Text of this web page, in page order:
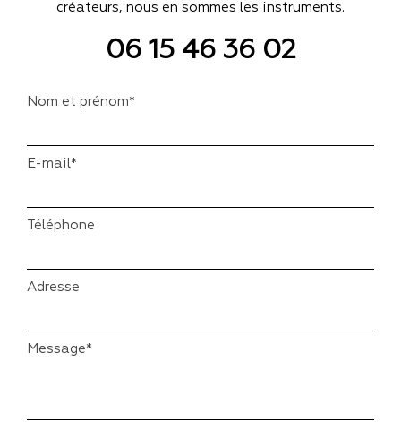
créateurs, nous en sommes les instruments.
06 15 46 36 02
Nom et prénom*
E-mail*
Téléphone
Adresse
Message*